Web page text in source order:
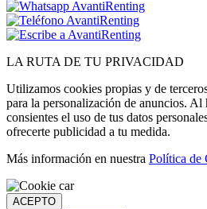
LA RUTA DE TU PRIVACIDAD
Utilizamos cookies propias y de
para la personalización de anuncios.
consientes el uso de tus datos
ofrecerte publicidad a tu medida.
Más información en nuestra Política de
ACEPTO